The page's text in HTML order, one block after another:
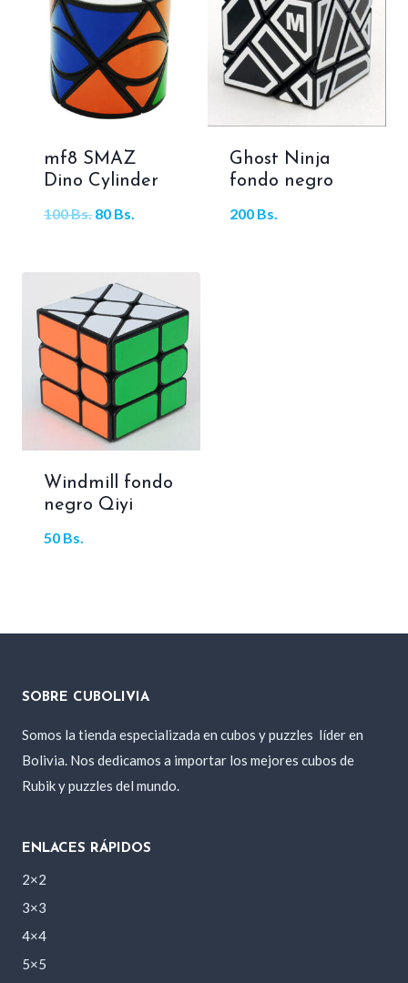
mf8 SMAZ
Dino Cylinder
100Bs. El
era:
100 Bs..
80 Bs.
es:
80 Bs..
Ghost Ninja
fondo negro
200 Bs.
Windmill fondo
negro Qiyi
50 Bs.
SOBRE CUBOLIVIA
Somos la tienda especializada en cubos y puzzles líder en
Bolivia. Nos dedicamos a importar los mejores cubos de
Rubik y puzzles del mundo.
ENLACES RÁPIDOS
2×2
3×3
4×4
5×5